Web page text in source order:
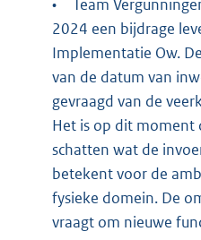
•
Team
2024 een bijdrage
Implementatie Ow.
van de datum van
gevraagd van de
Het is op dit moment
schatten wat de
betekent voor de
fysieke domein. De
vraagt om nieuwe